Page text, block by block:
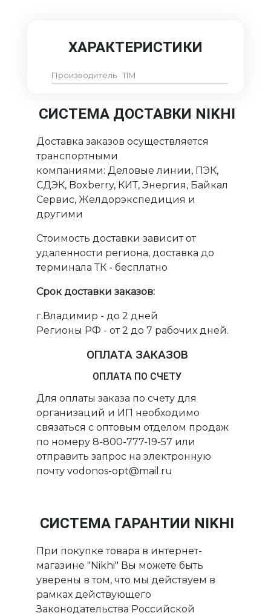
ХАРАКТЕРИСТИКИ
Производитель TIM
СИСТЕМА ДОСТАВКИ NIKHI
Доставка заказов осуществляется
транспортными
компаниями: Деловые линии, ПЭК,
СДЭК, Boxberry, КИТ, Энергия, Байкал
Сервис, Желдорэкспедиция и
другими
Стоимость доставки зависит от
удаленности региона, доставка до
терминала ТК - бесплатно
Срок доставки заказов:
г.Владимир - до 2 дней
Регионы РФ - от 2 до 7 рабочих дней.
ОПЛАТА ЗАКАЗОВ
ОПЛАТА ПО СЧЕТУ
Для оплаты заказа по счету для
организаций и ИП необходимо
связаться с оптовым отделом продаж
по номеру 8-800-777-19-57 или
отправить запрос на электронную
почту vodonos-opt@mail.ru
СИСТЕМА ГАРАНТИИ NIKHI
При покупке товара в интернет-
магазине "Nikhi" Вы можете быть
уверены в том, что мы действуем в
рамках действующего
Законодательства Российской